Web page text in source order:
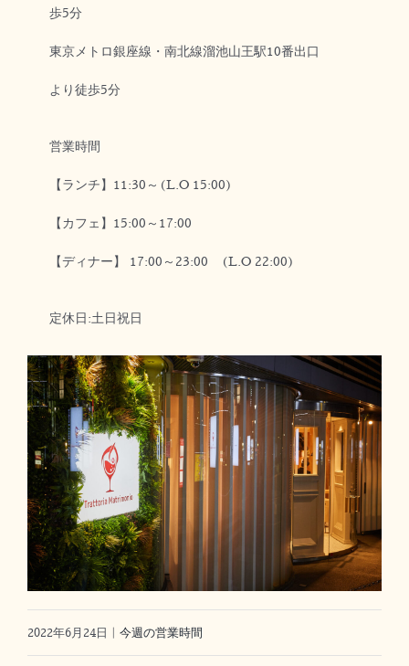
歩5分
東京メトロ銀座線・南北線溜池山王駅10番出口
より徒歩5分
営業時間
【ランチ】11:30～(L.O 15:00)
【カフェ】15:00～17:00
【ディナー】 17:00～23:00 (L.O 22:00)
定休日:土日祝日
2022年6月24日 | 今週の営業時間